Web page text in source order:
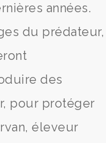
années.
du prédateur,
des
pour protéger
éleveur